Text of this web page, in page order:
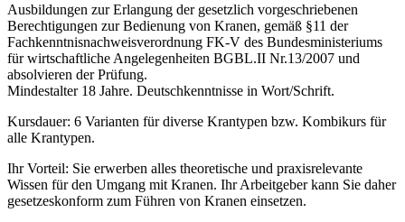
Ausbildungen zur Erlangung der gesetzlich vorgeschriebenen
Berechtigungen zur Bedienung von Kranen, gemäß §11 der
Fachkenntnisnachweisverordnung FK-V des Bundesministeriums
für wirtschaftliche Angelegenheiten BGBL.II Nr.13/2007 und
absolvieren der Prüfung.
Mindestalter 18 Jahre. Deutschkenntnisse in Wort/Schrift.
Kursdauer: 6 Varianten für diverse Krantypen bzw. Kombikurs für
alle Krantypen.
Ihr Vorteil: Sie erwerben alles theoretische und praxisrelevante
Wissen für den Umgang mit Kranen. Ihr Arbeitgeber kann Sie daher
gesetzeskonform zum Führen von Kranen einsetzen.